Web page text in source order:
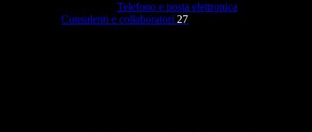
Telefono e posta elettronica
Consulenti e collaboratori 27